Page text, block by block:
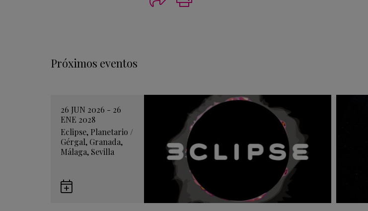
Próximos eventos
26 JUN 2026 - 26
ENE 2028
Eclipse, Planetario /
Gérgal, Granada,
Málaga, Sevilla